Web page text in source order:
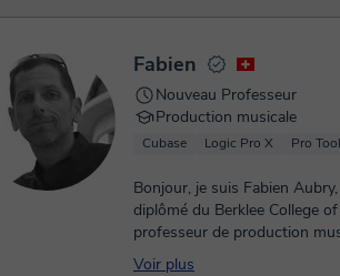
Fabien
Nouveau Professeur
Production musicale
Cubase Logic Pro X Pro
Bonjour, je suis Fabien
diplômé du Berklee College
professeur de production
Voir plus